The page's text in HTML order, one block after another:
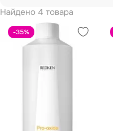
Найдено 4 товара
-35%